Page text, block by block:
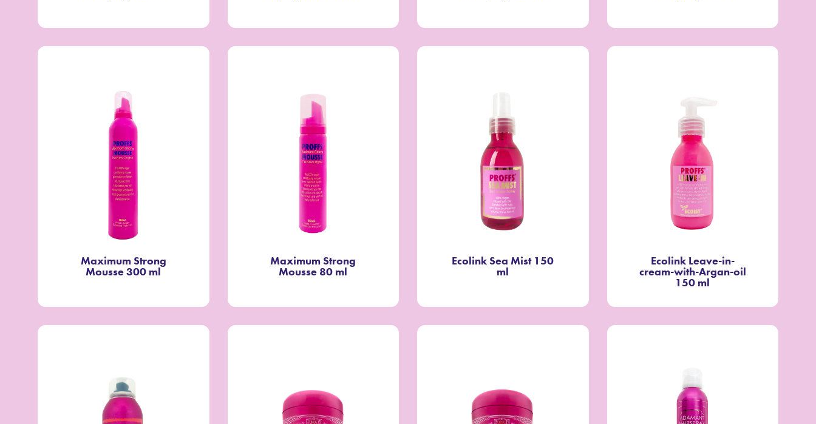
Maximum Strong
Mousse 300 ml
Maximum Strong
Mousse 80 ml
Ecolink Sea Mist 150
ml
Ecolink Leave-in-
cream-with-Argan-oil
150 ml